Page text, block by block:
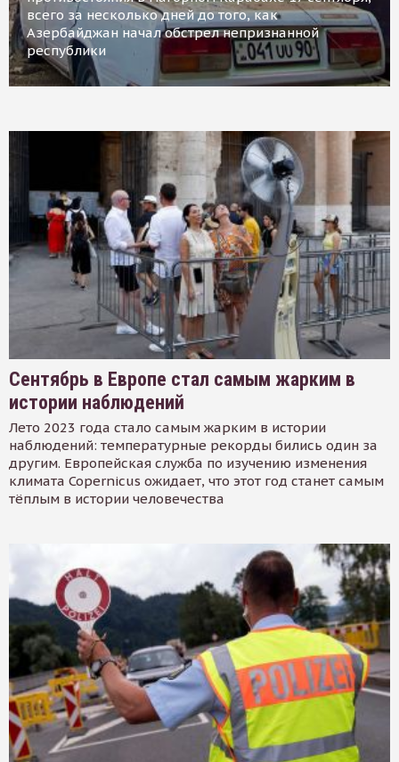
всего за несколько дней до того, как
Азербайджан начал обстрел непризнанной
республики
Сентябрь в Европе стал самым жарким в
истории наблюдений
Лето 2023 года стало самым жарким в истории
наблюдений: температурные рекорды бились один за
другим. Европейская служба по изучению изменения
климата Copernicus ожидает, что этот год станет самым
тёплым в истории человечества